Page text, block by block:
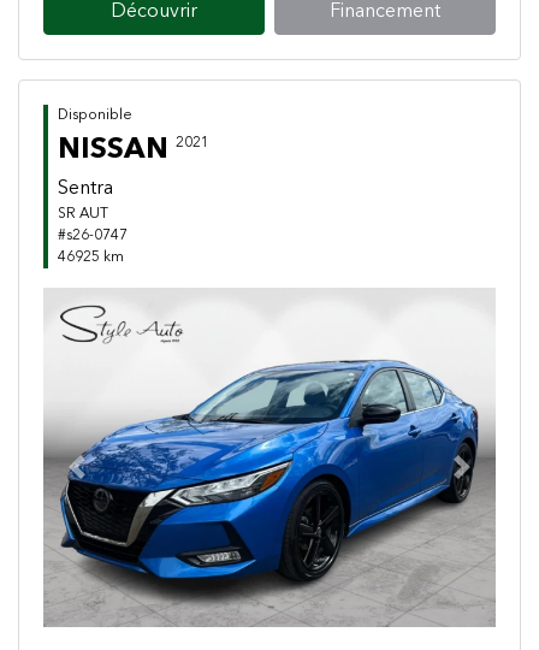
Découvrir Financement
Disponible
NISSAN 2021
Sentra
SR AUT
#s26-0747
46925 km
Previous Next